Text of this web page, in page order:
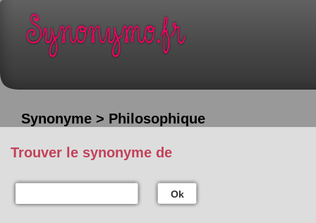
Synonyme > Philosophique
Trouver le synonyme de
Ok